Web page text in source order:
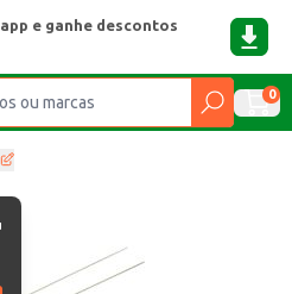
e ganhe descontos
0